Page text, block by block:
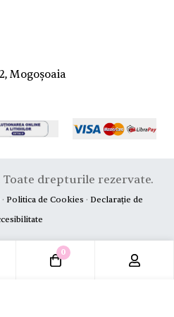
Mogoșoaia
Toate drepturile rezervate.
· Politica de Cookies · Declarație de
0